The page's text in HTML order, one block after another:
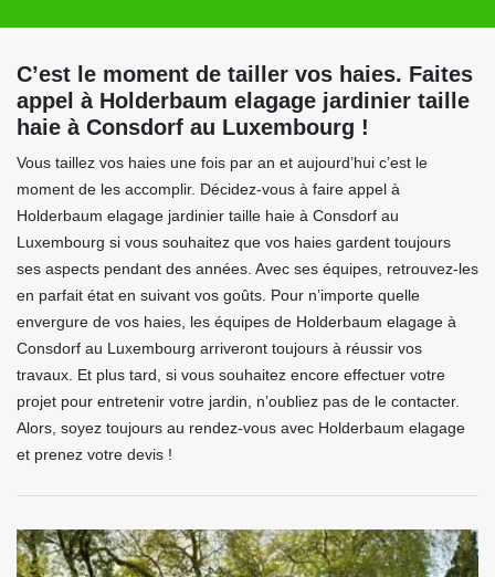
C’est le moment de tailler vos haies. Faites
appel à Holderbaum elagage jardinier taille
haie à Consdorf au Luxembourg !
Vous taillez vos haies une fois par an et aujourd’hui c’est le
moment de les accomplir. Décidez-vous à faire appel à
Holderbaum elagage jardinier taille haie à Consdorf au
Luxembourg si vous souhaitez que vos haies gardent toujours
ses aspects pendant des années. Avec ses équipes, retrouvez-les
en parfait état en suivant vos goûts. Pour n’importe quelle
envergure de vos haies, les équipes de Holderbaum elagage à
Consdorf au Luxembourg arriveront toujours à réussir vos
travaux. Et plus tard, si vous souhaitez encore effectuer votre
projet pour entretenir votre jardin, n’oubliez pas de le contacter.
Alors, soyez toujours au rendez-vous avec Holderbaum elagage
et prenez votre devis !